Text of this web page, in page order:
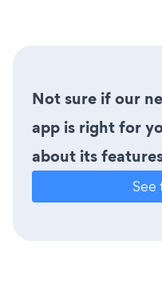
Not sure if our
app is right for
about its
See